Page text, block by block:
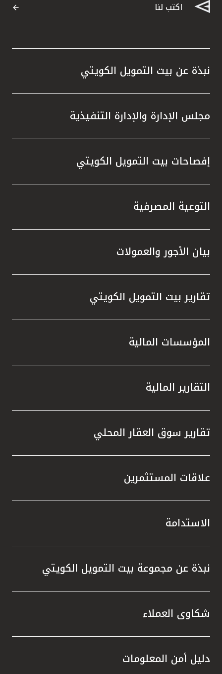
اكتب لنا
نبذة عن بيت التمويل الكويتي
مجلس الإدارة والإدارة التنفيذية
إفصاحات بيت التمويل الكويتي
التوعية المصرفية
بيان الأجور والعمولات
تقارير بيت التمويل الكويتي
المؤسسات المالية
التقارير المالية
تقارير سوق العقار المحلي
علاقات المستثمرين
الاستدامة
نبذة عن مجموعة بيت التمويل الكويتي
شكاوى العملاء
دليل أمن المعلومات